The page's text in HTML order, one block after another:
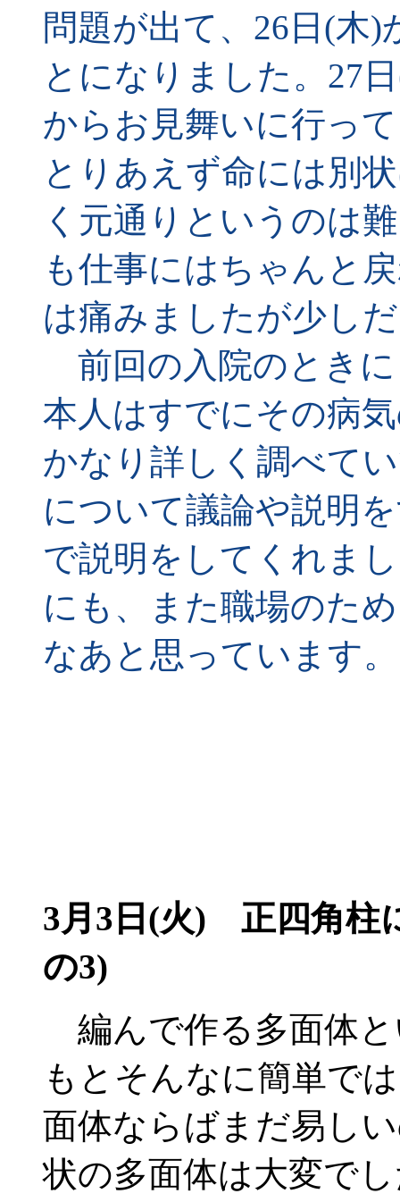
問題が出て、26日(木
とになりました。27
からお見舞いに行っ
とりあえず命には別
く元通りというのは
も仕事にはちゃんと
は痛みましたが少し
前回の入院のとき
本人はすでにその病
かなり詳しく調べて
について議論や説明
で説明をしてくれま
にも、また職場のた
なあと思っています。
3月3日(火) 正四角柱
の3)
編んで作る多面体
もとそんなに簡単で
面体ならばまだ易し
状の多面体は大変で